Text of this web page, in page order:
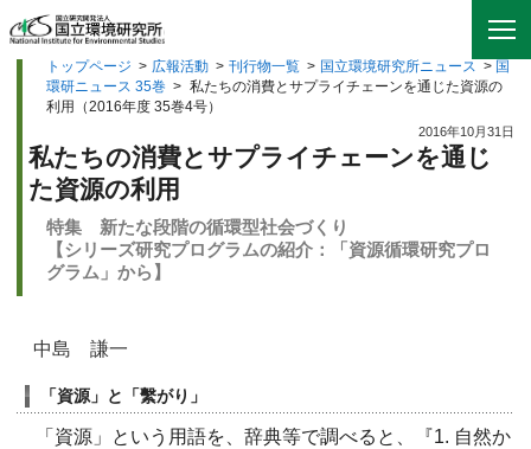
トップページ > 広報活動 > 刊行物一覧 > 国立環境研究所ニュース > 国
環研ニュース 35巻 > 私たちの消費とサプライチェーンを通じた資源の
利用（2016年度 35巻4号）
2016年10月31日
私たちの消費とサプライチェーンを通じ
た資源の利用
特集 新たな段階の循環型社会づくり
【シリーズ研究プログラムの紹介：「資源循環研究プロ
グラム」から】
中島 謙一
「資源」と「繫がり」
「資源」という用語を、辞典等で調べると、『1. 自然か